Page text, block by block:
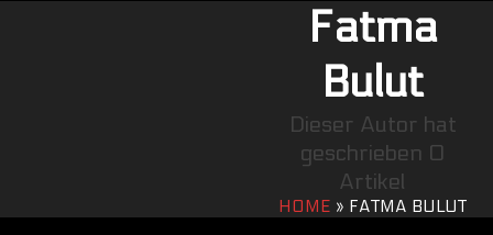
Fatma
Bulut
Dieser Autor hat
geschrieben 0
Artikel
HOME » FATMA BULUT